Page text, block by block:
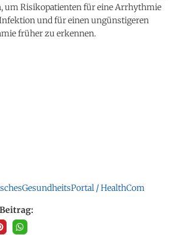
um Risikopatienten für eine Arrhythmie
und für einen ungünstigeren
früher zu erkennen.
/ HealthCom